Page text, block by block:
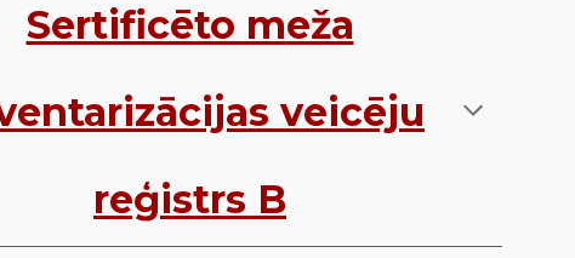
Sertificēto meža
veicēju
reģistrs B